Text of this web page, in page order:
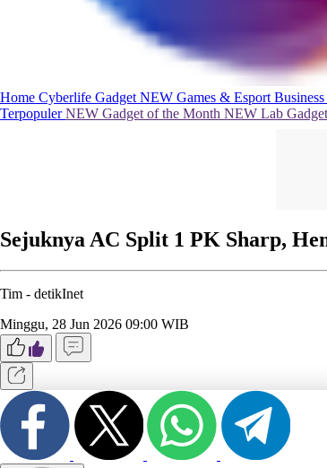
Home Cyberlife Gadget NEW Games & Esport
TerpopulerNEW Gadget of the Month NEW Lab Gadget
Sejuknya AC Split 1 PK Sharp,
Tim - detikInet
Minggu, 28 Jun 2026 09:00 WIB